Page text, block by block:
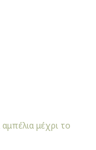
μέχρι το